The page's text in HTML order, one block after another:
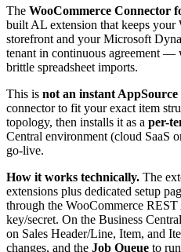
The WooCommerce Connector
built AL extension that keeps your
storefront and your Microsoft
tenant in continuous agreement
brittle spreadsheet imports.
This is not an instant AppSource
connector to fit your exact item
topology, then installs it as a per-
Central environment (cloud SaaS
go-live.
How it works technically. The
extensions plus dedicated setup
through the WooCommerce
key/secret. On the Business
on Sales Header/Line, Item, and
changes, and the Job Queue to